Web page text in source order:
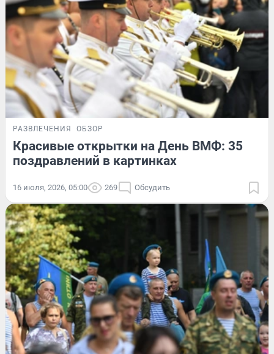
РАЗВЛЕЧЕНИЯ ОБЗОР
Красивые открытки на День ВМФ: 35
поздравлений в картинках
16 июля, 2026, 05:00 269 Обсудить